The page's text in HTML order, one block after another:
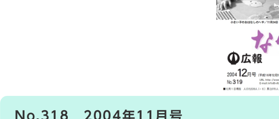
No.318 2004年11月号